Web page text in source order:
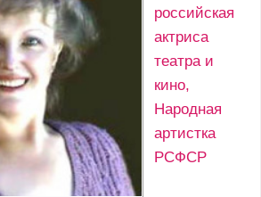
российская
актриса
театра и
кино,
Народная
артистка
РСФСР